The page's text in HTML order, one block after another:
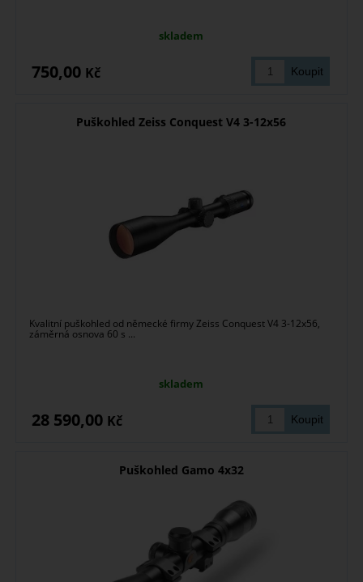
skladem
750,00 Kč
Puškohled Zeiss Conquest V4 3-12x56
Kvalitní puškohled od německé firmy Zeiss Conquest V4 3-12x56,
záměrná osnova 60 s ...
skladem
28 590,00 Kč
Puškohled Gamo 4x32